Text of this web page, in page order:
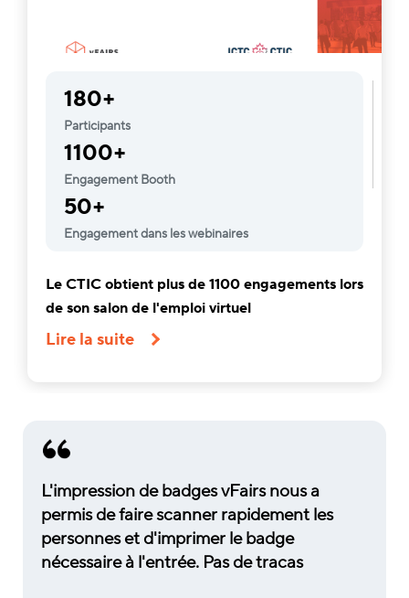
180+
Participants
1100+
Engagement Booth
50+
Engagement dans les webinaires
Le CTIC obtient plus de 1100 engagements lors
de son salon de l'emploi virtuel
Lire la suite
L'impression de badges vFairs nous a
permis de faire scanner rapidement les
personnes et d'imprimer le badge
nécessaire à l'entrée. Pas de tracas